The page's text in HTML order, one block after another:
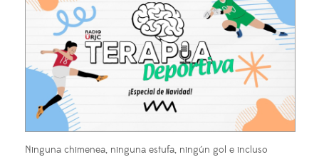
Ninguna chimenea, ninguna estufa, ningún gol e incluso